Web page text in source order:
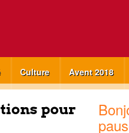
Culture Avent 2018
pour